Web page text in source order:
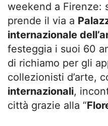
weekend a Firenze:
prende il via a
internazionale
festeggia i suoi 60
di richiamo per gli
collezionisti d’arte,
internazionali,
città grazie alla “